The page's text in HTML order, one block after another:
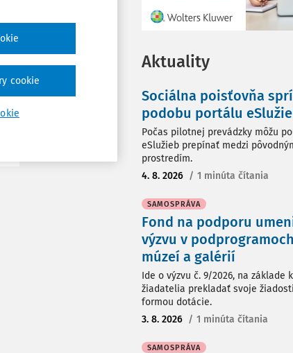
Poznámka
Aktuality
Sociálna poisťovňa
podobu portálu
Počas pilotnej prevádzky môžu
eSlužieb prepínať medzi
prostredím.
4. 8. 2026 / 1 minúta čítania
SAMOSPRÁVA
Fond na podporu
výzvu v
múzeí a galérií
Ide o výzvu č. 9/2026, na základe
žiadatelia prekladať svoje
formou dotácie.
3. 8. 2026 / 1 minúta čítania
SAMOSPRÁVA
cookie